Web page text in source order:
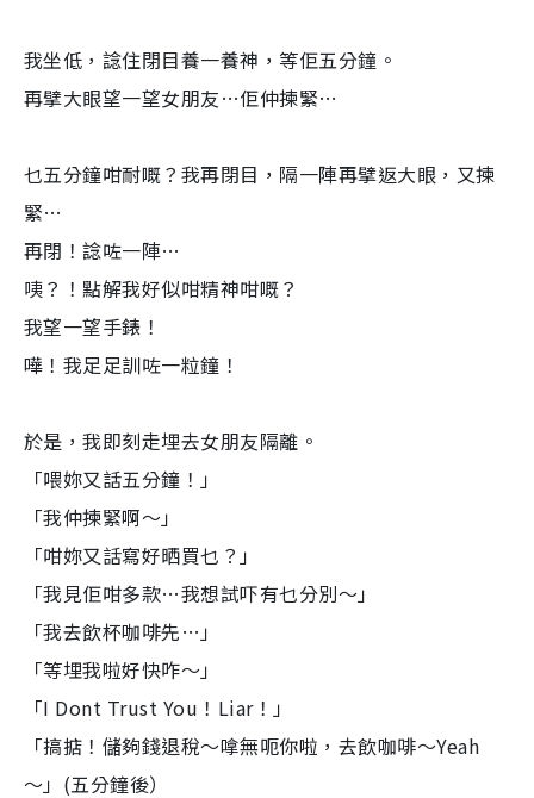
我坐低，諗住閉目養一養神，等佢五分鐘。
再擘大眼望一望女朋友…佢仲揀緊…
乜五分鐘咁耐嘅？我再閉目，隔一陣再擘返大眼，又揀
緊…
再閉！諗咗一陣…
咦？！點解我好似咁精神咁嘅？
我望一望手錶！
嘩！我足足訓咗一粒鐘！
於是，我即刻走埋去女朋友隔離。
「喂妳又話五分鐘！」
「我仲揀緊啊～」
「咁妳又話寫好晒買乜？」
「我見佢咁多款…我想試吓有乜分別～」
「我去飲杯咖啡先…」
「等埋我啦好快咋～」
「I Dont Trust You！Liar！」
「搞掂！儲夠錢退稅～嗱無呃你啦，去飲咖啡～Yeah
～」(五分鐘後）